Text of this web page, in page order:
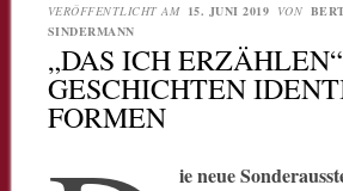
VERÖFFENTLICHT AM 15. JUNI 2019 VON
SINDERMANN
„DAS ICH
GESCHICHTEN
FORMEN
ie neue